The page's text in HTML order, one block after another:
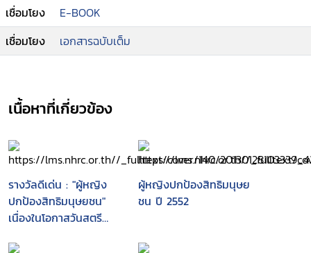
เชื่อมโยง
E-BOOK
เชื่อมโยง
เอกสารฉบับเต็ม
เนื้อหาที่เกี่ยวข้อง
รางวัลดีเด่น : "ผู้หญิง
ปกป้องสิทธิมนุษยชน"
เนื่องในโอกาสวันสตรี
ผู้หญิงปกป้องสิทธิมนุษย
ชน ปี 2552